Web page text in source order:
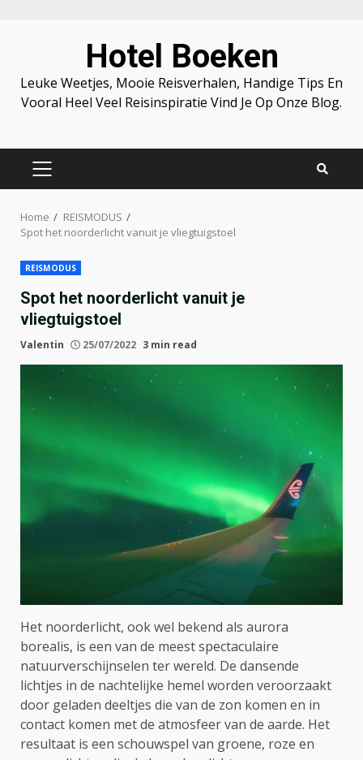
Hotel Boeken
Leuke Weetjes, Mooie Reisverhalen, Handige Tips En
Vooral Heel Veel Reisinspiratie Vind Je Op Onze Blog.
PRIMARY
Home
REISMODUS
Spot het noorderlicht vanuit je vliegtuigstoel
REISMODUS
Spot het noorderlicht vanuit je
vliegtuigstoel
Valentin 25/07/2022 3 min read
Het noorderlicht, ook wel bekend als aurora
borealis, is een van de meest spectaculaire
natuurverschijnselen ter wereld. De dansende
lichtjes in de nachtelijke hemel worden veroorzaakt
door geladen deeltjes die van de zon komen en in
contact komen met de atmosfeer van de aarde. Het
resultaat is een schouwspel van groene, roze en